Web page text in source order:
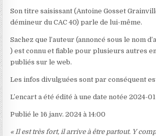
Son titre saisissant (Antoine Gosset
démineur du CAC 40) parle de lui-même.
Sachez que l’auteur (annoncé sous le nom
) est connu et fiable pour plusieurs autres
publiés sur le web.
Les infos divulguées sont par conséquent
L’encart a été édité à une date notée 2024-
Publié le 16 janv. 2024 à 14:00
« Il est très fort, il arrive à être partout. Y